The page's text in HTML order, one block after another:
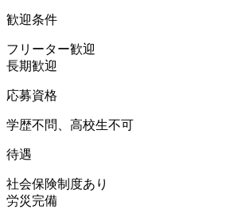
歓迎条件
フリーター歓迎
長期歓迎
応募資格
学歴不問、高校生不可
待遇
社会保険制度あり
労災完備